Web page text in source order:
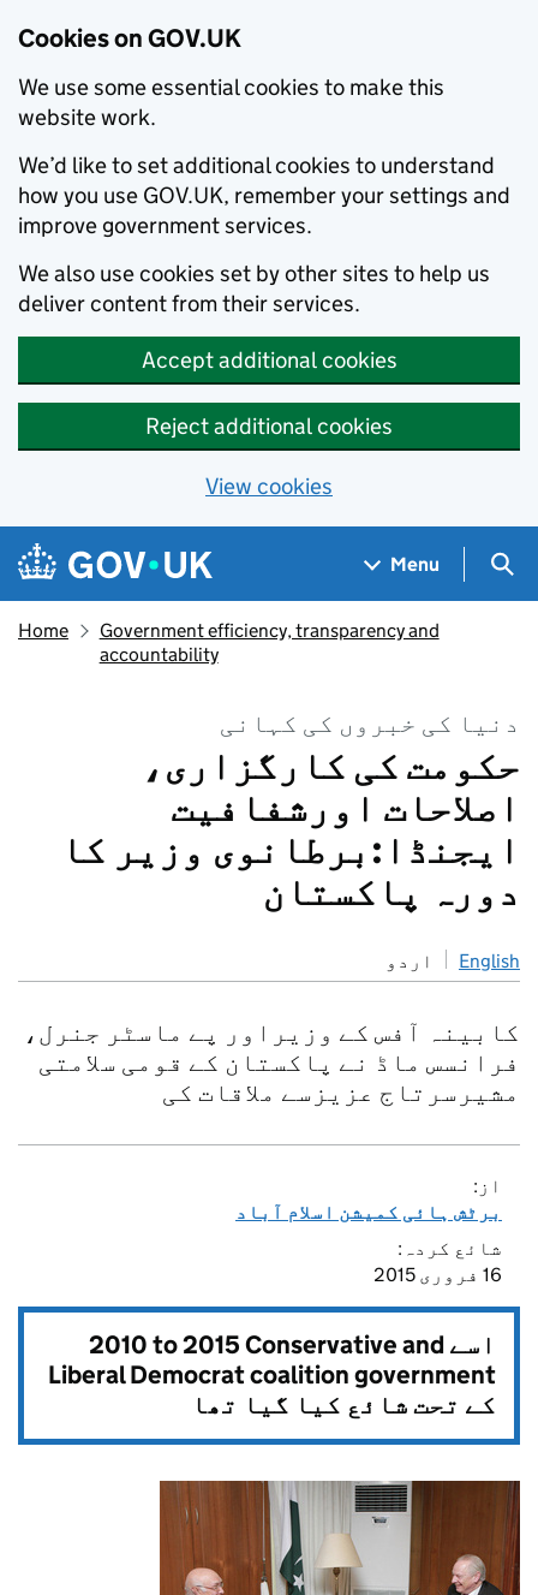
Cookies on GOV.UK
We use some essential cookies to make this
website work.
We’d like to set additional cookies to understand
how you use GOV.UK, remember your settings and
improve government services.
We also use cookies set by other sites to help us
deliver content from their services.
Accept additional cookies
Reject additional cookies
View cookies
Skip to main content
Navigation menu
Menu
Home
Government efficiency, transparency and
accountability
دنیا کی خبروں کی کہانی
حکومت کی کارگزاری،
اصلاحات اورشفافیت
ایجنڈا:برطانوی وزیر کا
دورہ پاکستان
English اردو
کابینہ آفس کے وزیراور پے ماسٹر جنرل،
فرانسس ماڈ نے پاکستان کے قومی سلامتی
مشیرسرتاج عزیزسے ملاقات کی
از:
برٹش ہائی کمیشن اسلام آباد
شائع کردہ:
16 فروری 2015
اسے2010 to 2015 Conservative and
Liberal Democrat coalition government
کے تحت شائع کیا گیا تھا